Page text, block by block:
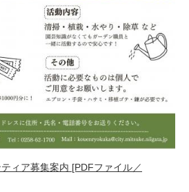
ィア募集案内 [PDFファイル／